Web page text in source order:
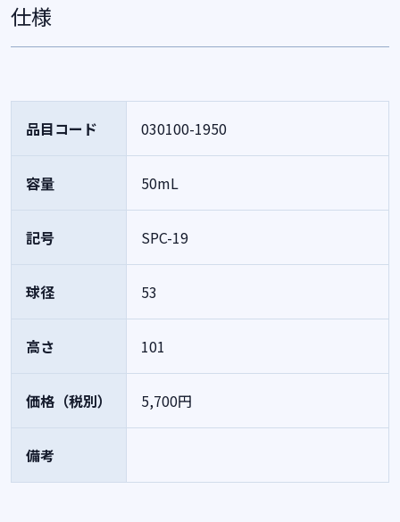
仕様
品目コード 030100-1950
容量 50mL
記号 SPC-19
球径 53
高さ 101
価格（税別） 5,700円
備考